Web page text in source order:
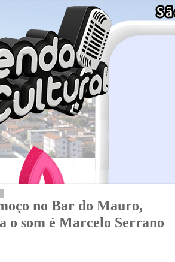
no Bar do Mauro,
o som é Marcelo Serrano